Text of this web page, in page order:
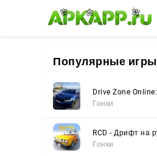
🌸 🌼 🌺
Популярные игры
Гонки
Гонки